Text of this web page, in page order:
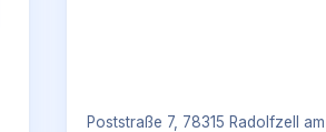
Poststraße 7, 78315 Radolfzell